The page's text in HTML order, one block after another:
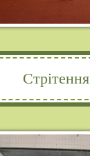
Стрітення